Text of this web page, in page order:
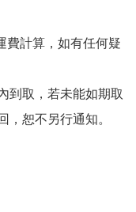
費計算，如有任何疑
到取，若未能如期取
，恕不另行通知。